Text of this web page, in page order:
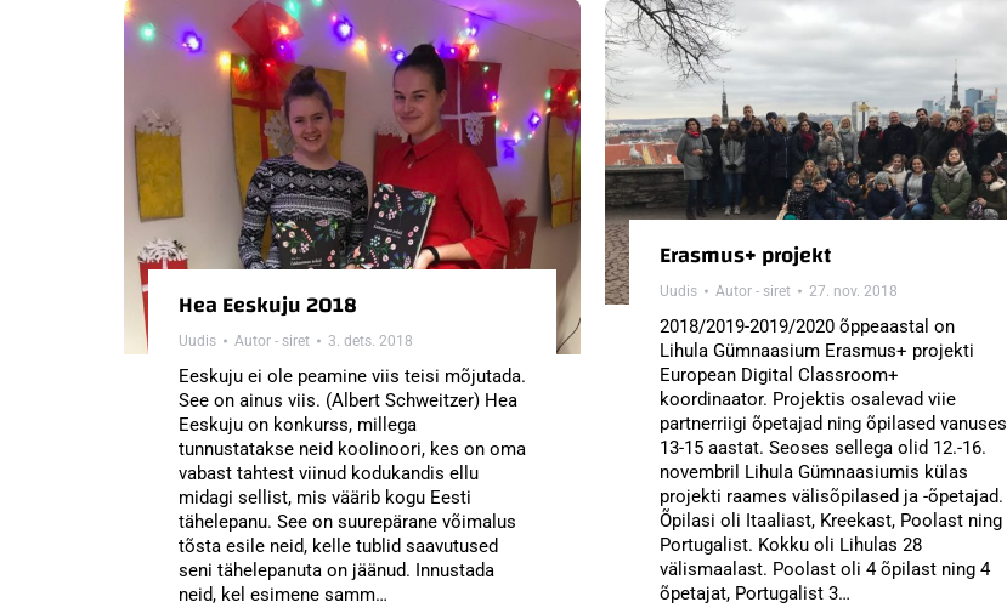
Hea Eeskuju 2018
Uudis Autor - siret 3. dets. 2018
Eeskuju ei ole peamine viis teisi mõjutada.
See on ainus viis. (Albert Schweitzer) Hea
Eeskuju on konkurss, millega
tunnustatakse neid koolinoori, kes on oma
vabast tahtest viinud kodukandis ellu
midagi sellist, mis väärib kogu Eesti
tähelepanu. See on suurepärane võimalus
tõsta esile neid, kelle tublid saavutused
seni tähelepanuta on jäänud. Innustada
neid, kel esimene samm…
Erasmus+ projekt
Uudis Autor - siret 27. nov. 2018
2018/2019-2019/2020 õppeaastal on
Lihula Gümnaasium Erasmus+ projekti
European Digital Classroom+
koordinaator. Projektis osalevad viie
partnerriigi õpetajad ning õpilased vanuses
13-15 aastat. Seoses sellega olid 12.-16.
novembril Lihula Gümnaasiumis külas
projekti raames välisõpilased ja -õpetajad.
Õpilasi oli Itaaliast, Kreekast, Poolast ning
Portugalist. Kokku oli Lihulas 28
välismaalast. Poolast oli 4 õpilast ning 4
õpetajat, Portugalist 3…